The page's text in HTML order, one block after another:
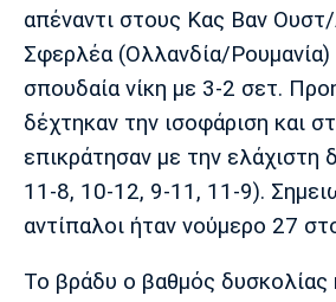
απέναντι στους Κας Βαν
Σφερλέα (Ολλανδία/Ρουμανία)
σπουδαία νίκη με 3-2 σετ.
δέχτηκαν την ισοφάριση και
επικράτησαν με την ελάχιστη
11-8, 10-12, 9-11, 11-9).
αντίπαλοι ήταν νούμερο 27
Το βράδυ ο βαθμός δυσκολίας